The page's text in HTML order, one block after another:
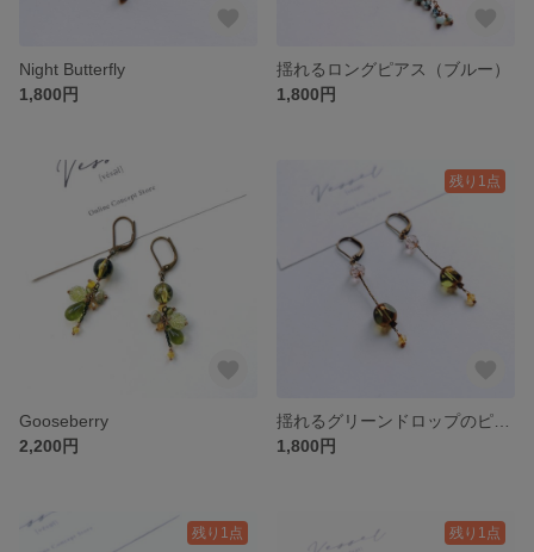
Night Butterfly
1,800円
揺れるロングピアス（ブルー）
1,800円
Gooseberry
2,200円
残り1点
1,800円
残り1点 残り1点